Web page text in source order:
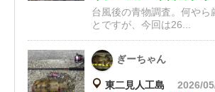
台風後の青物調査。何やら
とですが、今回は26...
ぎーちゃん
東二見人工島 2026/